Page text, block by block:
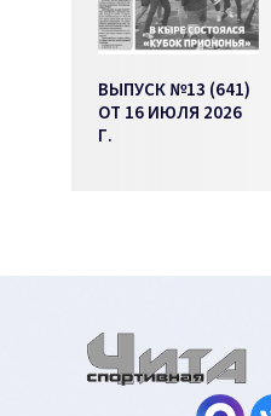
ВЫПУСК №13 (641)
ОТ 16 ИЮЛЯ 2026
Г.